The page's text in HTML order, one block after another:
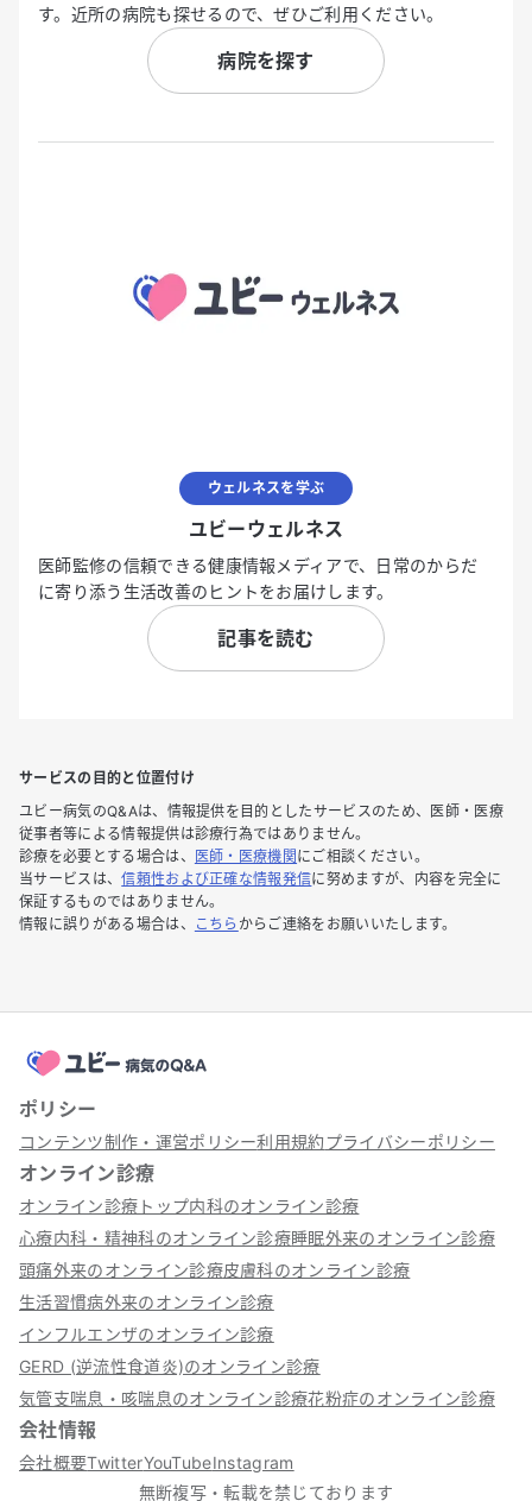
す。近所の病院も探せるので、ぜひご利用ください。
病院を探す
ウェルネスを学ぶ
ユビーウェルネス
医師監修の信頼できる健康情報メディアで、日常のからだ
に寄り添う生活改善のヒントをお届けします。
記事を読む
サービスの目的と位置付け
ユビー病気のQ&Aは、情報提供を目的としたサービスのため、医師・医療
従事者等による情報提供は診療行為ではありません。
診療を必要とする場合は、
医師・医療機関 にご相談ください。
当サービスは、信頼性および正確な情報発信に努めますが、内容を完全に
保証するものではありません。
情報に誤りがある場合は、
こちら からご連絡をお願いいたします。
ポリシー
コンテンツ制作・運営ポリシー利用規約プライバシーポリシー
オンライン診療
オンライン診療トップ内科のオンライン診療
心療内科・精神科のオンライン診療睡眠外来のオンライン診療
頭痛外来のオンライン診療皮膚科のオンライン診療
生活習慣病外来のオンライン診療
インフルエンザのオンライン診療
GERD (逆流性食道炎)のオンライン診療
気管支喘息・咳喘息のオンライン診療花粉症のオンライン診療
会社情報
会社概要TwitterYouTubeInstagram
無断複写・転載を禁じております